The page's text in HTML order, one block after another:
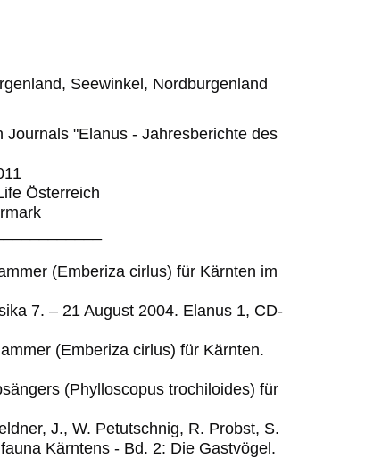
Seewinkel, Nordburgenland
"Elanus - Jahresberichte des
Österreich
(Emberiza cirlus) für Kärnten im
7. – 21 August 2004. Elanus 1, CD-
(Emberiza cirlus) für Kärnten.
(Phylloscopus trochiloides) für
J., W. Petutschnig, R. Probst, S.
Kärntens - Bd. 2: Die Gastvögel.